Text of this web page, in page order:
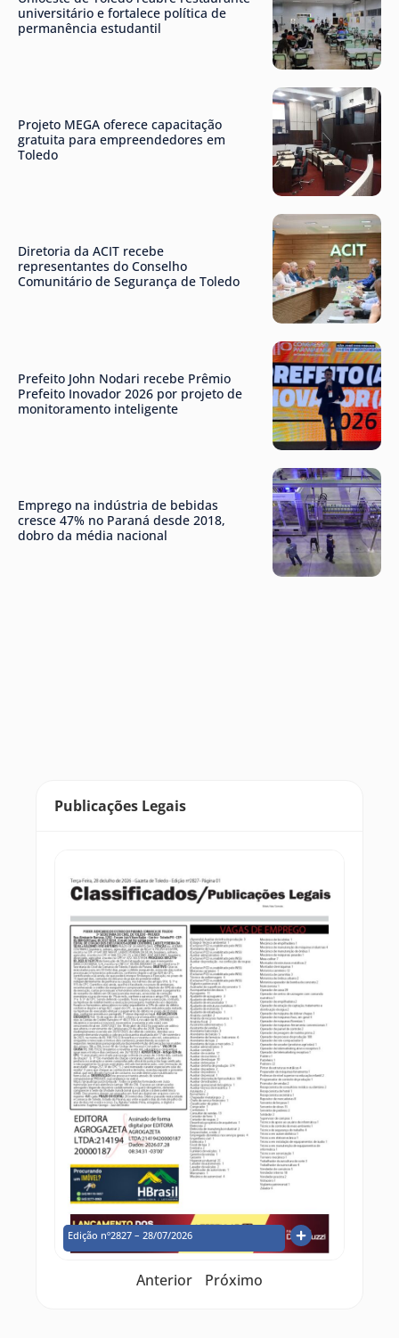
universitário e fortalece política de
permanência estudantil
Projeto MEGA oferece capacitação
gratuita para empreendedores em
Toledo
Diretoria da ACIT recebe
representantes do Conselho
Comunitário de Segurança de Toledo
Prefeito John Nodari recebe Prêmio
Prefeito Inovador 2026 por projeto de
monitoramento inteligente
Emprego na indústria de bebidas
cresce 47% no Paraná desde 2018,
dobro da média nacional
Publicações Legais
Edição nº2827 – 28/07/2026
Anterior Próximo